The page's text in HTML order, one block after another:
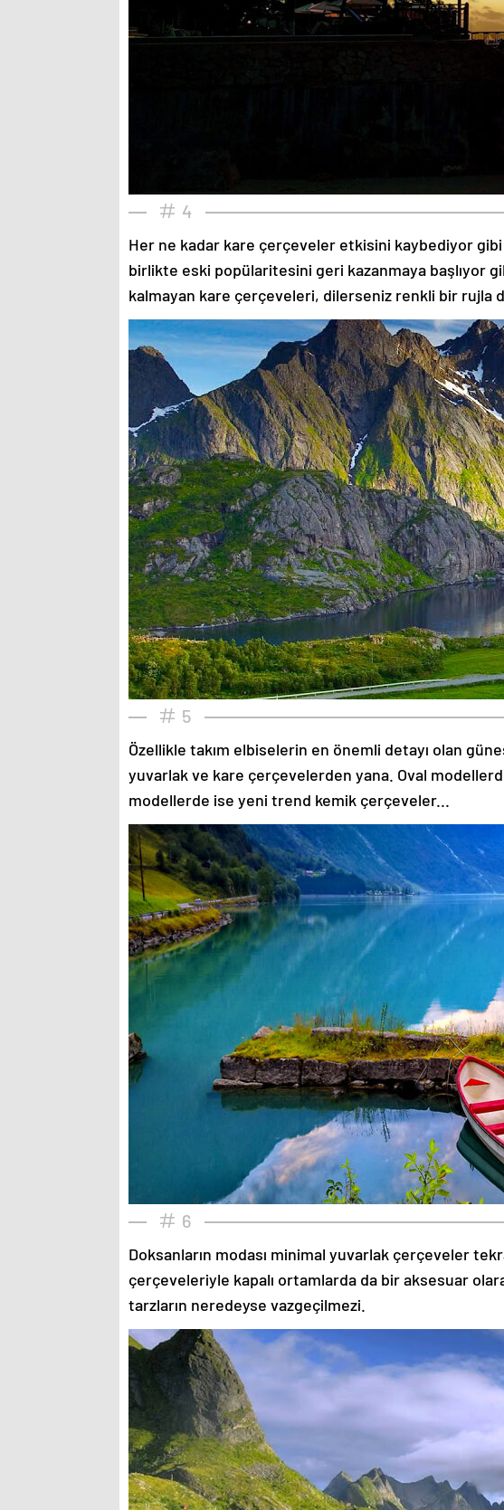
4
Her ne kadar kare çerçeveler etkisini kaybediyor
birlikte eski popülaritesini geri kazanmaya başlıyor
kalmayan kare çerçeveleri, dilerseniz renkli bir rujla
5
Özellikle takım elbiselerin en önemli detayı olan
yuvarlak ve kare çerçevelerden yana. Oval
modellerde ise yeni trend kemik çerçeveler...
6
Doksanların modası minimal yuvarlak çerçeveler
çerçeveleriyle kapalı ortamlarda da bir aksesuar
tarzların neredeyse vazgeçilmezi.